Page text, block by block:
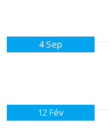
4 Sep
12 Fév